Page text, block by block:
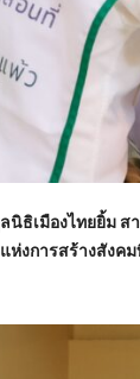
ธิเมืองไทยยิ้ม ส
ห่งการสร้างสัง